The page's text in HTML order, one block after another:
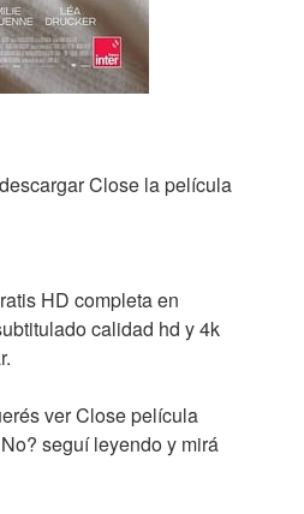
Close la película
HD completa en
calidad hd y 4k
ver Close película
seguí leyendo y mirá